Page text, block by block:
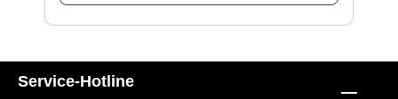
Service-Hotline